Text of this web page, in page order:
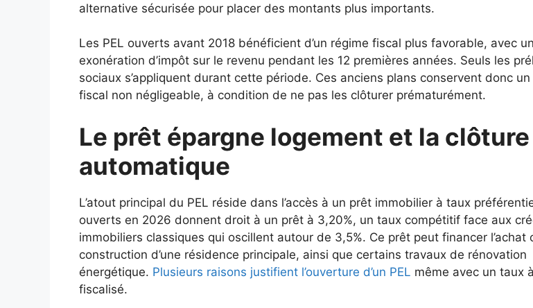
alternative sécurisée pour placer des montants plus importants.
Les PEL ouverts avant 2018 bénéficient d’un régime fiscal plus favorable, avec
exonération d’impôt sur le revenu pendant les 12 premières années. Seuls les
sociaux s’appliquent durant cette période. Ces anciens plans conservent donc
fiscal non négligeable, à condition de ne pas les clôturer prématurément.
Le prêt épargne logement et la clôture
automatique
L’atout principal du PEL réside dans l’accès à un prêt immobilier à taux
ouverts en 2026 donnent droit à un prêt à 3,20%, un taux compétitif face aux
immobiliers classiques qui oscillent autour de 3,5%. Ce prêt peut financer l’achat
construction d’une résidence principale, ainsi que certains travaux de rénovation
énergétique. Plusieurs raisons justifient l’ouverture d’un PEL même avec un taux
fiscalisé.